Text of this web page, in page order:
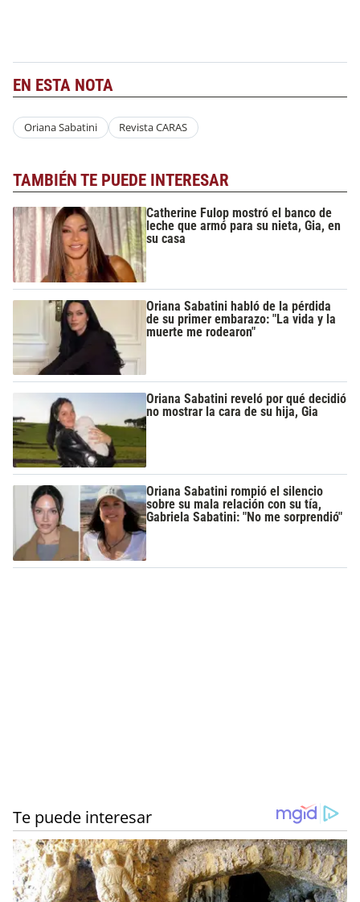
EN ESTA NOTA
Oriana Sabatini Revista CARAS
TAMBIÉN TE PUEDE INTERESAR
Catherine Fulop mostró el banco de
leche que armó para su nieta, Gia, en
su casa
Oriana Sabatini habló de la pérdida
de su primer embarazo: "La vida y la
muerte me rodearon"
Oriana Sabatini reveló por qué decidió
no mostrar la cara de su hija, Gia
Oriana Sabatini rompió el silencio
sobre su mala relación con su tía,
Gabriela Sabatini: "No me sorprendió"